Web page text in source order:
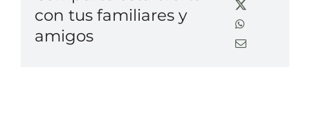
con tus familiares y
amigos